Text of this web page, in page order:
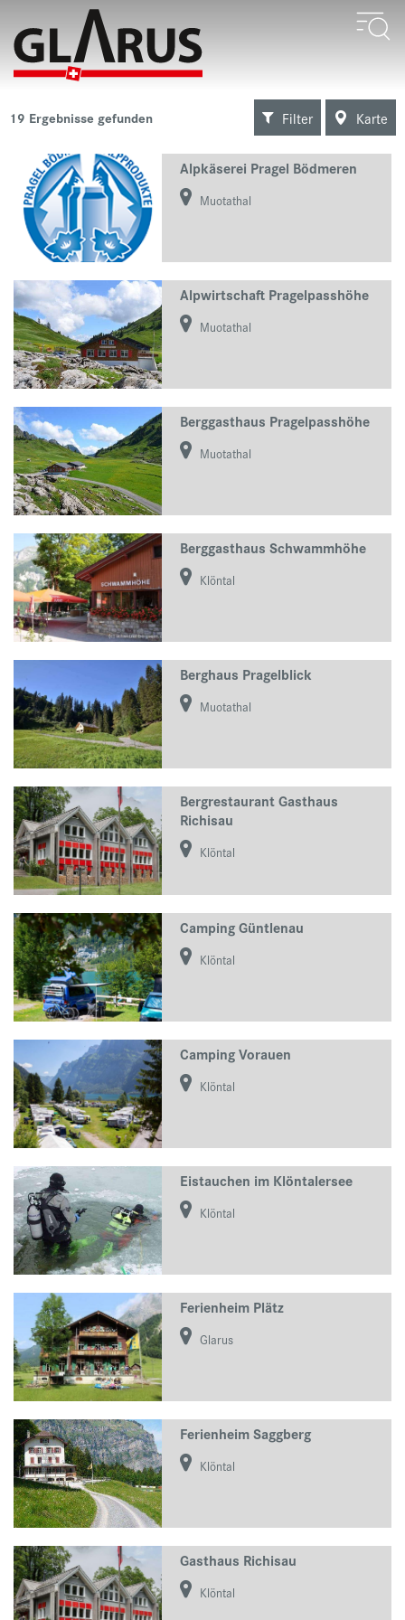
Filter Karte
19 Ergebnisse gefunden
Alpkäserei Pragel Bödmeren
Muotathal
Alpwirtschaft Pragelpasshöhe
Muotathal
Berggasthaus Pragelpasshöhe
Muotathal
Berggasthaus Schwammhöhe
Klöntal
Berghaus Pragelblick
Muotathal
Bergrestaurant Gasthaus
Richisau
Klöntal
Camping Güntlenau
Klöntal
Camping Vorauen
Klöntal
Eistauchen im Klöntalersee
Klöntal
Ferienheim Plätz
Glarus
Ferienheim Saggberg
Klöntal
Gasthaus Richisau
Klöntal